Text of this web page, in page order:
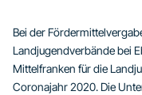
Bei der
Landjugendverbände bei
Mittelfranken für die
Coronajahr 2020. Die